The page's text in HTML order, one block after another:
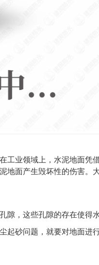
工业领域上，水泥地面凭
地面产生毁坏性的伤害。
隙，这些孔隙的存在使得
起砂问题，就要对地面进